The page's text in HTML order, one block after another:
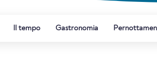
Il tempo Gastronomia